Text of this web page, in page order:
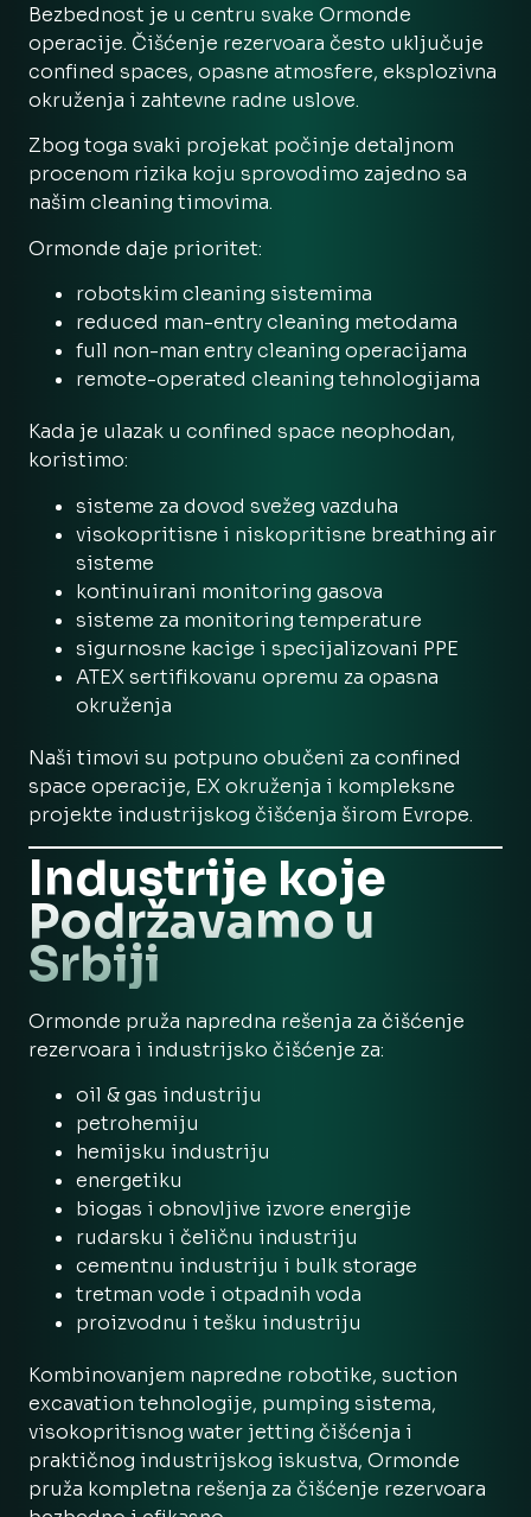
Bezbednost je u centru svake Ormonde
operacije. Čišćenje rezervoara često uključuje
confined spaces, opasne atmosfere, eksplozivna
okruženja i zahtevne radne uslove.
Zbog toga svaki projekat počinje detaljnom
procenom rizika koju sprovodimo zajedno sa
našim cleaning timovima.
Ormonde daje prioritet:
robotskim cleaning sistemima
reduced man-entry cleaning metodama
full non-man entry cleaning operacijama
remote-operated cleaning tehnologijama
Kada je ulazak u confined space neophodan,
koristimo:
sisteme za dovod svežeg vazduha
visokopritisne i niskopritisne breathing air
sisteme
kontinuirani monitoring gasova
sisteme za monitoring temperature
sigurnosne kacige i specijalizovani PPE
ATEX sertifikovanu opremu za opasna
okruženja
Naši timovi su potpuno obučeni za confined
space operacije, EX okruženja i kompleksne
projekte industrijskog čišćenja širom Evrope.
Industrije koje
Podržavamo u
Srbiji
Ormonde pruža napredna rešenja za čišćenje
rezervoara i industrijsko čišćenje za:
oil & gas industriju
petrohemiju
hemijsku industriju
energetiku
biogas i obnovljive izvore energije
rudarsku i čeličnu industriju
cementnu industriju i bulk storage
tretman vode i otpadnih voda
proizvodnu i tešku industriju
Kombinovanjem napredne robotike, suction
excavation tehnologije, pumping sistema,
visokopritisnog water jetting čišćenja i
praktičnog industrijskog iskustva, Ormonde
pruža kompletna rešenja za čišćenje rezervoara